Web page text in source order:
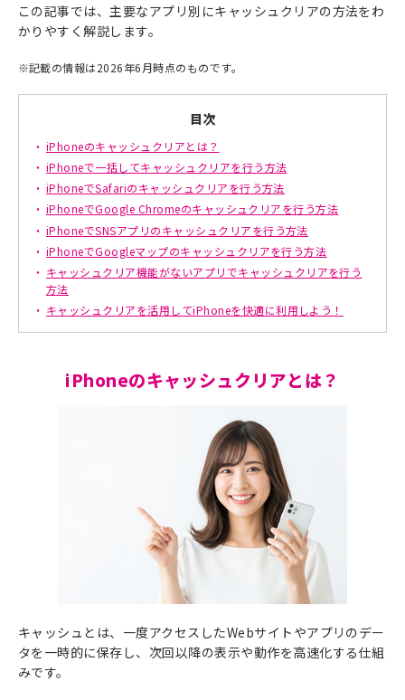
この記事では、主要なアプリ別にキャッシュクリアの方法をわ
かりやすく解説します。
※記載の情報は2026年6月時点のものです。
目次
iPhoneのキャッシュクリアとは？
iPhoneで一括してキャッシュクリアを行う方法
iPhoneでSafariのキャッシュクリアを行う方法
iPhoneでGoogle Chromeのキャッシュクリアを行う方法
iPhoneでSNSアプリのキャッシュクリアを行う方法
iPhoneでGoogleマップのキャッシュクリアを行う方法
キャッシュクリア機能がないアプリでキャッシュクリアを行う
方法
キャッシュクリアを活用してiPhoneを快適に利用しよう！
iPhoneのキャッシュクリアとは？
キャッシュとは、一度アクセスしたWebサイトやアプリのデー
タを一時的に保存し、次回以降の表示や動作を高速化する仕組
みです。